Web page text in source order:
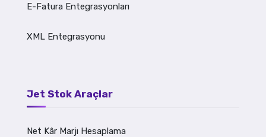
E-Fatura Entegrasyonları
XML Entegrasyonu
Jet Stok Araçlar
Net Kâr Marjı Hesaplama